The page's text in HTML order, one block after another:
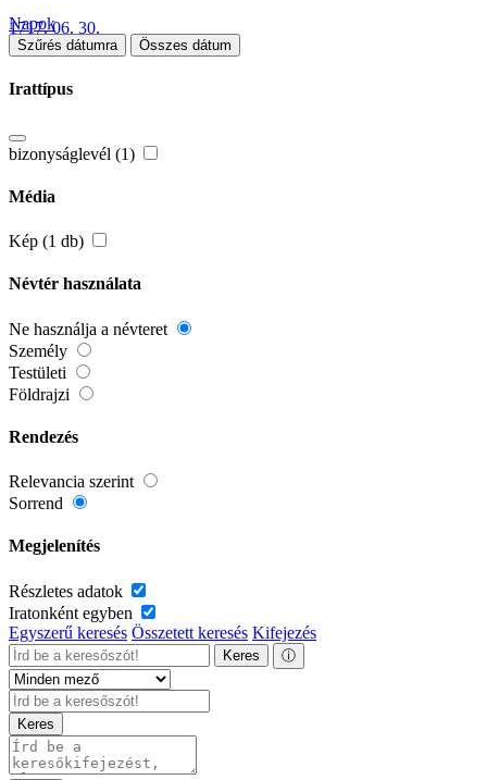
1717. 06. 30.
Napok
Szűrés dátumra Összes dátum
Irattípus
bizonyságlevél (1)
Média
Kép (1 db)
Névtér használata
Ne használja a névteret
Személy
Testületi
Földrajzi
Rendezés
Relevancia szerint
Sorrend
Megjelenítés
Részletes adatok
Iratonként egyben
Egyszerű keresés Összetett keresés Kifejezés
Keres ⓘ
Keres